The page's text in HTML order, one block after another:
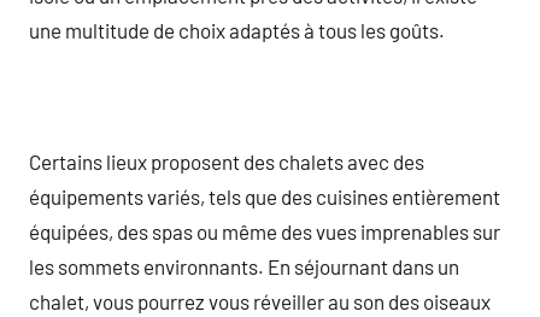
une multitude de choix adaptés à tous les goûts.
Certains lieux proposent des chalets avec des
équipements variés, tels que des cuisines entièrement
équipées, des spas ou même des vues imprenables sur
les sommets environnants. En séjournant dans un
chalet, vous pourrez vous réveiller au son des oiseaux